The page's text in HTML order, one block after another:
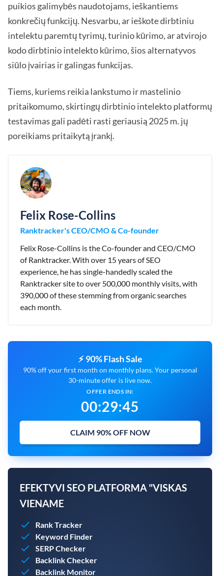
puikios galimybės naudotojams, ieškantiems
konkrečių funkcijų. Nesvarbu, ar ieškote dirbtiniu
intelektu paremtų tyrimų, turinio kūrimo, ar atvirojo
kodo dirbtinio intelekto kūrimo, šios alternatyvos
siūlo įvairias ir galingas funkcijas.
Tiems, kuriems reikia lankstumo ir mastelinio
pritaikomumo, skirtingų dirbtinio intelekto platformų
testavimas gali padėti rasti geriausią 2025 m. jų
poreikiams pritaikytą įrankį.
Felix Rose-Collins
Ranktracker's CEO/CMO & Co-founder
Felix Rose-Collins is the Co-founder and CEO/CMO
of Ranktracker. With over 15 years of SEO
experience, he has single-handedly scaled the
Ranktracker site to over 500,000 monthly visits, with
390,000 of these stemming from organic searches
each month.
⚡ 90% Flash Sale
90% off your first month on monthly plans. Your personal
30-minute offer is live now.
OFFER ENDS IN:
00:29:44
CLAIM 90% OFF NOW
EFEKTYVI SEO PLATFORMA "VISKAS
VIENAME
Rank Tracker
Keyword Finder
SERP Checker
Backlink Checker
Backlink Monitor